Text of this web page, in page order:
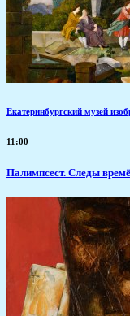
Екатеринбургский музей
11:00
Палимпсест. Следы